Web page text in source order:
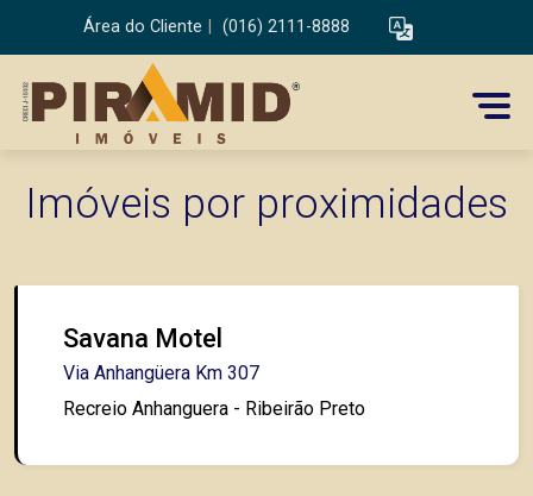
Área do Cliente (016) 2111-8888
Imóveis por proximidades
Savana Motel
Via Anhangüera Km 307
Recreio Anhanguera - Ribeirão Preto